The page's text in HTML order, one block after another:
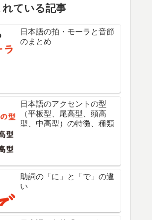
れている記事
日本語の拍・モーラと音節
のまとめ
日本語のアクセントの型
（平板型、尾高型、頭高
型、中高型）の特徴、種類
助詞の「に」と「で」の違
い